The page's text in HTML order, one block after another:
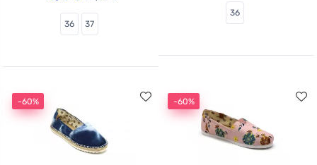
36 37
36
-60% -60%